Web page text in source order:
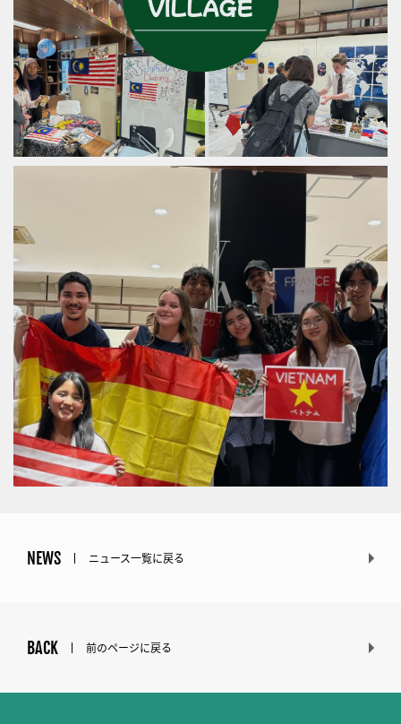
NEWS ニュース一覧に戻る
BACK 前のページに戻る